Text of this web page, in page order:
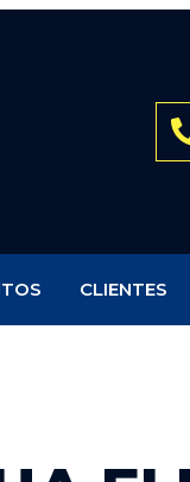
CLIENTES